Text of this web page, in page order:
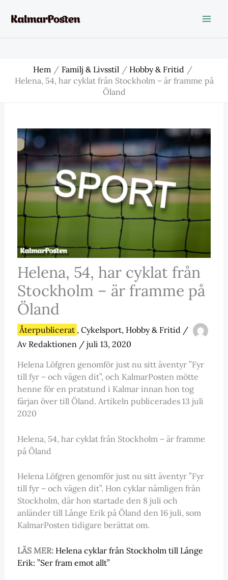
Hem Familj & Livsstil
Hobby & Fritid
Helena, 54, har cyklat från Stockholm – är framme på
Öland
Helena, 54, har cyklat från
Stockholm – är framme på
Öland
Återpublicerat , Cykelsport, Hobby & Fritid /
Av Redaktionen / juli 13, 2020
Helena Löfgren genomför just nu sitt äventyr ”Fyr
till fyr – och vägen dit”, och KalmarPosten mötte
henne för en pratstund i Kalmar innan hon tog
färjan över till Öland. Artikeln publicerades 13 juli
2020
Helena, 54, har cyklat från Stockholm – är framme
på Öland
Helena Löfgren genomför just nu sitt äventyr ”Fyr
till fyr – och vägen dit”. Hon cyklar nämligen från
Stockholm, där hon startade den 8 juli och
anländer till Långe Erik på Öland den 16 juli, som
KalmarPosten tidigare berättat om.
LÄS MER:Helena cyklar från Stockholm till Långe
Erik: ”Ser fram emot allt”